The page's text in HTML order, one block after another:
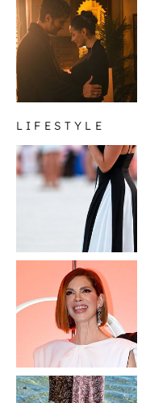
LIFESTYLE